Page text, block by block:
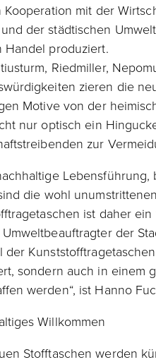
Kooperation mit der
der städtischen
Handel produziert.
Riedmiller,
zieren die
Motive von der
nur optisch ein
zur
die wohl
ist daher
der
der
sondern auch in einem
werden“, ist Hanno
Willkommen
Stofftaschen werden